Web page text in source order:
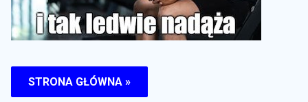
STRONA GŁÓWNA »